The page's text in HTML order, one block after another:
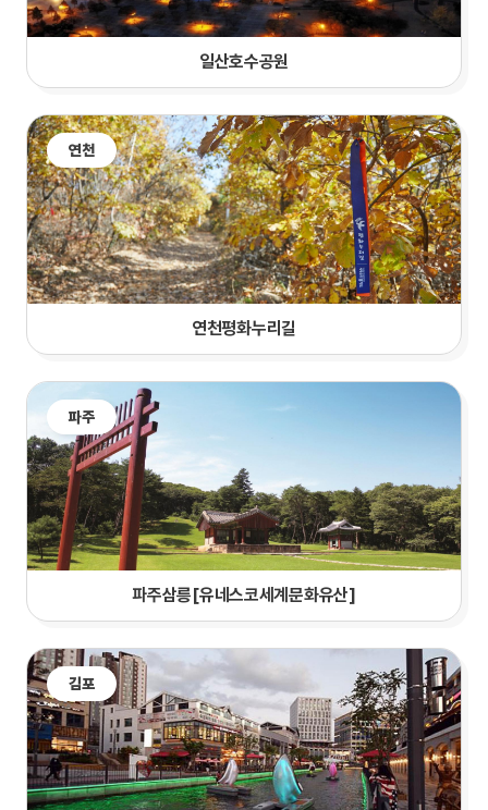
일산호수공원
연천
연천평화누리길
파주
파주삼릉[유네스코세계문화유산]
김포